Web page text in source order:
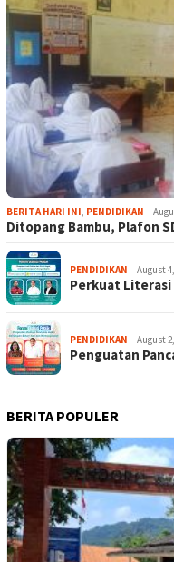
BERITA HARI INI, PENDIDIKAN
Ditopang Bambu, Plafon
PENDIDIKAN August
Perkuat
PENDIDIKAN August
Penguatan
BERITA POPULER